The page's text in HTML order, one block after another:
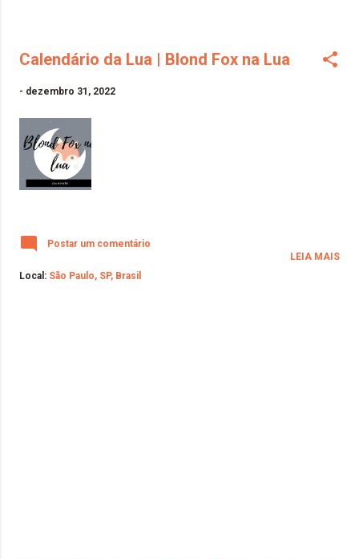
Calendário da Lua | Blond Fox na Lua
- dezembro 31, 2022
Postar um comentário
Local: São Paulo, SP, Brasil
LEIA MAIS